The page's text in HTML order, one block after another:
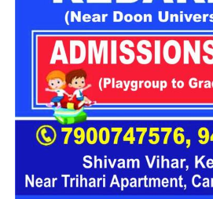
पूछताछ में ये बात सामने आई कि आरोपी
पहचान बदलता था। कभी वो खुद को गृह
कभी रक्षा मंत्रालय से जुड़ा अफसर और कभी
अधिकारी होने का दावा करता था।
देहरादून पुलिस ने किया गिरफ्तार
देहरादून पुलिस
को ये भी जानकारी मिली है
बाद भुगतान किए बिना चला जाता था और